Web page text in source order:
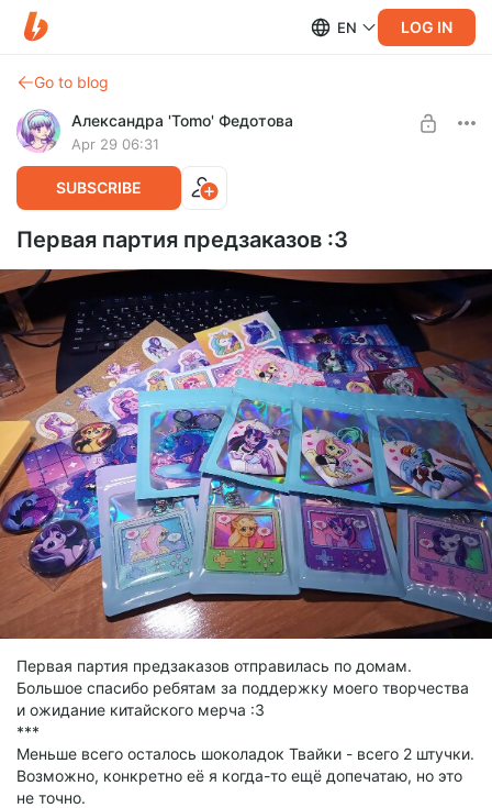
EN LOG IN
Go to blog
Александра 'Tomo' Федотова
Apr 29 06:31
SUBSCRIBE
Первая партия предзаказов :3
Первая партия предзаказов отправилась по домам.
Большое спасибо ребятам за поддержку моего творчества
и ожидание китайского мерча :3
***
Меньше всего осталось шоколадок Твайки - всего 2 штучки.
Возможно, конкретно её я когда-то ещё допечатаю, но это
не точно.